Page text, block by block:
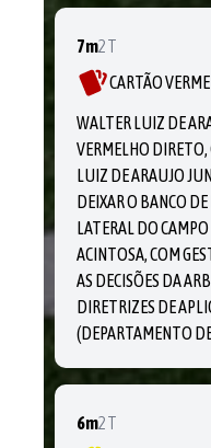
7m2T
CARTÃO
WALTER LUIZ DE
VERMELHO DIRETO,
LUIZ DE ARAUJO
DEIXAR O BANCO
LATERAL DO
ACINTOSA, COM
AS DECISÕES DA
DIRETRIZES DE
(DEPARTAMENTO
6m2T